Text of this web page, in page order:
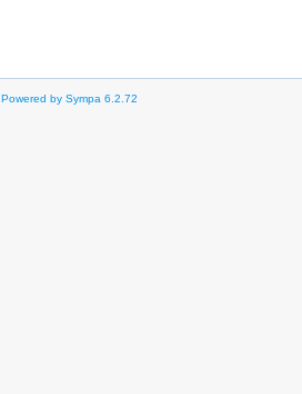
Powered by Sympa 6.2.72